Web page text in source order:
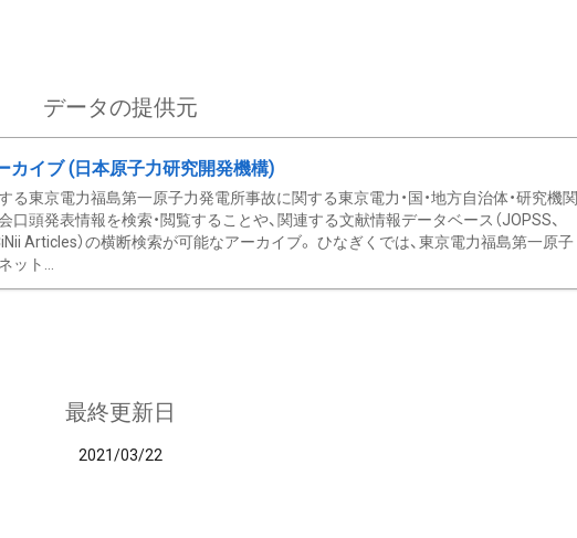
データの提供元
カイブ (日本原子力研究開発機構)
東京電力福島第一原子力発電所事故に関する東京電力・国・地方自治体・研究機関
頭発表情報を検索・閲覧することや、関連する文献情報データベース（JOPSS、
Articles）の横断検索が可能なアーカイブ。 ひなぎくでは、東京電力福島第一原子
ット...
最終更新日
2021/03/22